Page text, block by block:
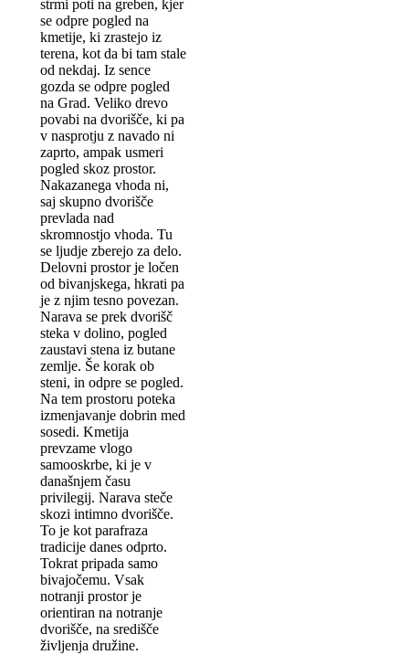
strmi poti na greben, kjer
se odpre pogled na
kmetije, ki zrastejo iz
terena, kot da bi tam stale
od nekdaj. Iz sence
gozda se odpre pogled
na Grad. Veliko drevo
povabi na dvorišče, ki pa
v nasprotju z navado ni
zaprto, ampak usmeri
pogled skoz prostor.
Nakazanega vhoda ni,
saj skupno dvorišče
prevlada nad
skromnostjo vhoda. Tu
se ljudje zberejo za delo.
Delovni prostor je ločen
od bivanjskega, hkrati pa
je z njim tesno povezan.
Narava se prek dvorišč
steka v dolino, pogled
zaustavi stena iz butane
zemlje. Še korak ob
steni, in odpre se pogled.
Na tem prostoru poteka
izmenjavanje dobrin med
sosedi. Kmetija
prevzame vlogo
samooskrbe, ki je v
današnjem času
privilegij. Narava steče
skozi intimno dvorišče.
To je kot parafraza
tradicije danes odprto.
Tokrat pripada samo
bivajočemu. Vsak
notranji prostor je
orientiran na notranje
dvorišče, na središče
življenja družine.